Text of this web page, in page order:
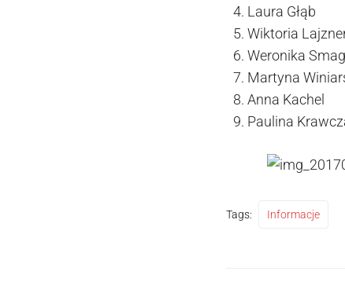
Laura Głąb
Wiktoria
Weronika
Martyna
Anna Kachel
Paulina
Tags: Informacje